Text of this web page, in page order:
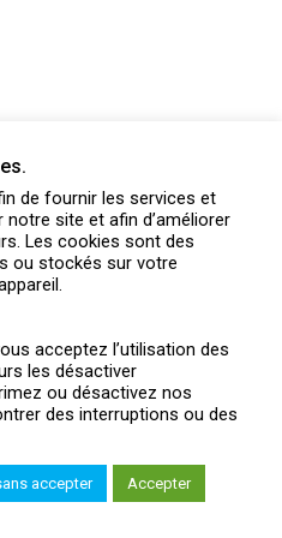
PRESSE INTRANET
LÉGALES
de fournir les services et
site et afin d’améliorer
Les cookies sont des
ou stockés sur votre
acceptez l’utilisation des
les désactiver
ou désactivez nos
des interruptions ou des
accepter Accepter